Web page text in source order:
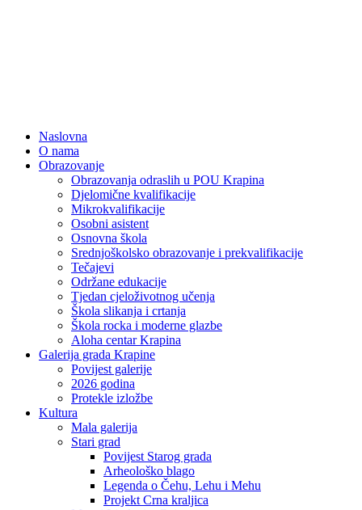
Naslovna
O nama
Obrazovanje
Obrazovanja odraslih u POU Krapina
Djelomične kvalifikacije
Mikrokvalifikacije
Osobni asistent
Osnovna škola
Srednjoškolsko obrazovanje i prekvalifikacije
Tečajevi
Održane edukacije
Tjedan cjeloživotnog učenja
Škola slikanja i crtanja
Škola rocka i moderne glazbe
Aloha centar Krapina
Galerija grada Krapine
Povijest galerije
2026 godina
Protekle izložbe
Kultura
Mala galerija
Stari grad
Povijest Starog grada
Arheološko blago
Legenda o Čehu, Lehu i Mehu
Projekt Crna kraljica